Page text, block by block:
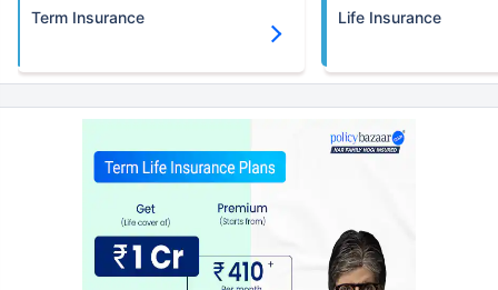
Term Insurance Life Insurance